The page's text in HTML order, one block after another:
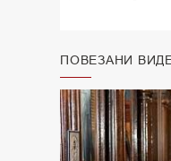
ПОВЕЗАНИ